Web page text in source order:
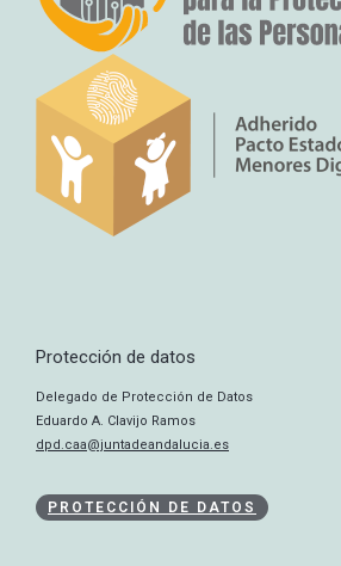
Protección de datos
Delegado de Protección de Datos
Eduardo A. Clavijo Ramos
dpd.caa@juntadeandalucia.es
PROTECCIÓN DE DATOS